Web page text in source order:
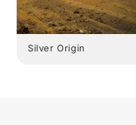
Silver Origin